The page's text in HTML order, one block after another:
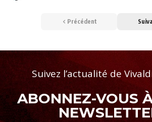
Précédent
Suivez l’actualité de
ABONNEZ-VOUS